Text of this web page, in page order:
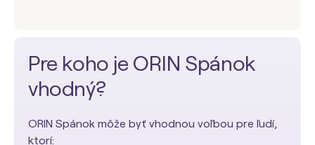
Pre koho je ORIN Spánok
vhodný?
ORIN Spánok môže byť vhodnou voľbou pre ľudí,
ktorí: